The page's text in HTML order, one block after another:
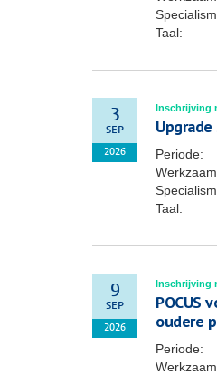
Taal:
3
SEP
2026
Inschrijving
Periode:
Taal:
9
SEP
2026
Inschrijving
POCUS
oudere
Periode: